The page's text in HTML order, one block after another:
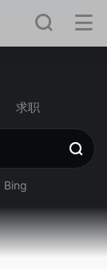
求职
Bing